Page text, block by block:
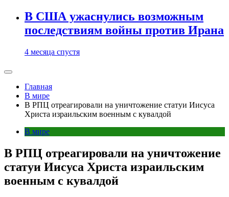
В США ужаснулись возможным
последствиям войны против Ирана
4 месяца спустя
Главная
В мире
В РПЦ отреагировали на уничтожение статуи Иисуса
Христа израильским военным с кувалдой
В мире
В РПЦ отреагировали на уничтожение
статуи Иисуса Христа израильским
военным с кувалдой